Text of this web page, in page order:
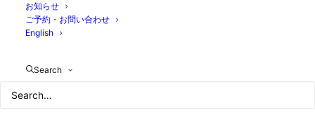
お知らせ
ご予約・お問い合わせ
English
Search